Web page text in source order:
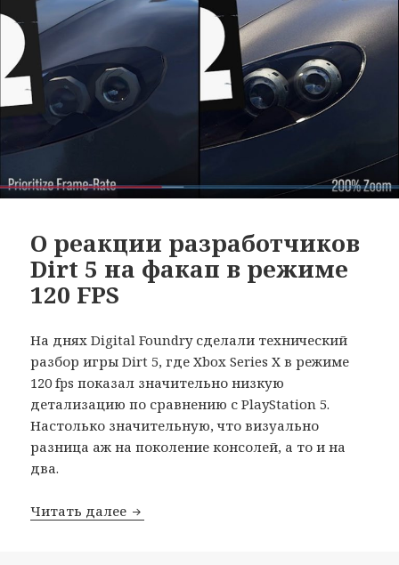
О реакции разработчиков
Dirt 5 на факап в режиме
120 FPS
На днях Digital Foundry сделали технический
разбор игры Dirt 5, где Xbox Series X в режиме
120 fps показал значительно низкую
детализацию по сравнению с PlayStation 5.
Настолько значительную, что визуально
разница аж на поколение консолей, а то и на
два.
Читать далее О реакции разработчиков Dirt 5 на